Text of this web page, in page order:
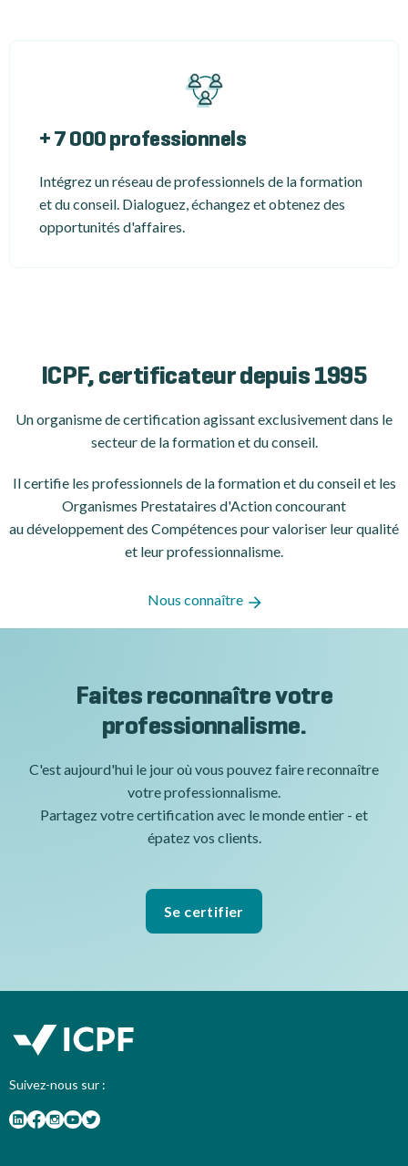
+ 7 000 professionnels
Intégrez un réseau de professionnels de la formation
et du conseil. Dialoguez, échangez et obtenez des
opportunités d'affaires.
ICPF, certificateur depuis 1995
Un organisme de certificationagissant exclusivement dans le
secteur de la formation et du conseil.
Il certifie les professionnels de la formation et du conseil et les
Organismes Prestataires d'Action concourant
au développement des Compétences pour valoriser leur qualité
et leur professionnalisme.
Nous connaître
Faites reconnaître votre
professionnalisme.
C'est aujourd'hui le jour où vous pouvez faire reconnaître
votre professionnalisme.
Partagez votre certification avec le monde entier - et
épatez vos clients.
Se certifier
Suivez-nous sur :